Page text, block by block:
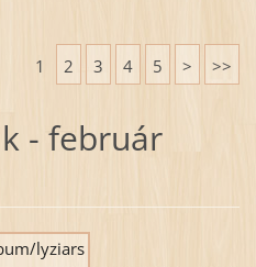
1 2 3 4 5 > >>
- február